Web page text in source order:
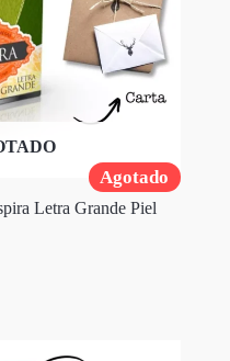
Agotado
Letra Grande Piel